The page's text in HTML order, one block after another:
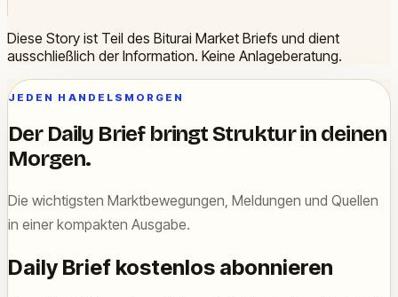
Diese Story ist Teil des Biturai Market Briefs und dient
ausschließlich der Information. Keine Anlageberatung.
JEDEN HANDELSMORGEN
Der Daily Brief bringt Struktur in deinen
Morgen.
Die wichtigsten Marktbewegungen, Meldungen und Quellen
in einer kompakten Ausgabe.
Daily Brief kostenlos abonnieren